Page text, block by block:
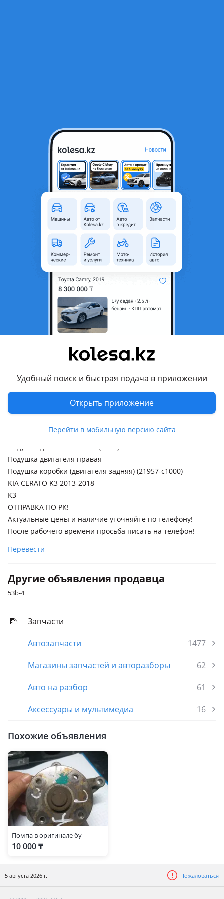
Удобный поиск и быстрая подача в приложении
Открыть приложение
Перейти в мобильную версию сайта
Подушка двигателя и коробки
Алматы, Алматинская
область
Б/y
Оригинальность
Оригинал
Подходит на авто
2013 - 2016 3 поколение (YD), 2016 - 2019 3 поколение
рестайлинг (YD)
Показать больше
Комментарий продавца
Подушка двигателя правая
Подушка коробки (двигателя задняя) (21957-c1000)
KIA CERATO K3 2013-2018
K3
ОТПРАВКА ПО РК!
Актуальные цены и наличие уточняйте по телефону!
После рабочего времени просьба писать на телефон!
Перевести
Другие объявления продавца
53b-4
Запчасти
Автозапчасти
1477
Магазины запчастей и авторазборы
62
Авто на разбор
61
Аксессуары и мультимедиа
16
Похожие объявления
Помпа в оригинале бу
10 000 ₸
5 августа 2026 г. Пожаловаться